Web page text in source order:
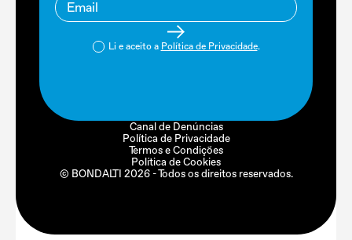
Li e aceito a Política de Privacidade.
© BONDALTI 2026- Todos os direitos reservados.
Canal de Denúncias
Política de Privacidade
Termos e Condições
Política de Cookies